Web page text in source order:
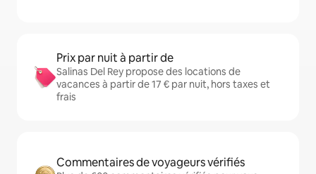
Prix par nuit à partir de
Salinas Del Rey propose des locations de
vacances à partir de 17 € par nuit, hors taxes et
frais
Commentaires de voyageurs vérifiés